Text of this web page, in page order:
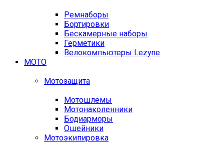
Ремнаборы
Бортировки
Бескамерные наборы
Герметики
Велокомпьютеры Lezyne
МОТО
Мотозащита
Мотошлемы
Мотонаколенники
Бодиарморы
Ошейники
Мотоэкипировка